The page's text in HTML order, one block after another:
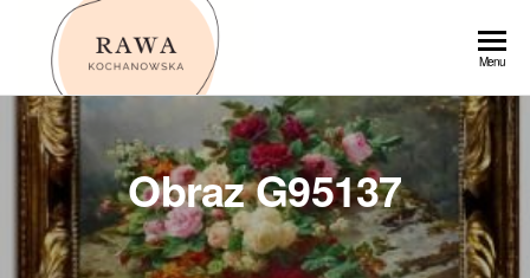
Przejdź
Menu
Obraz G95137